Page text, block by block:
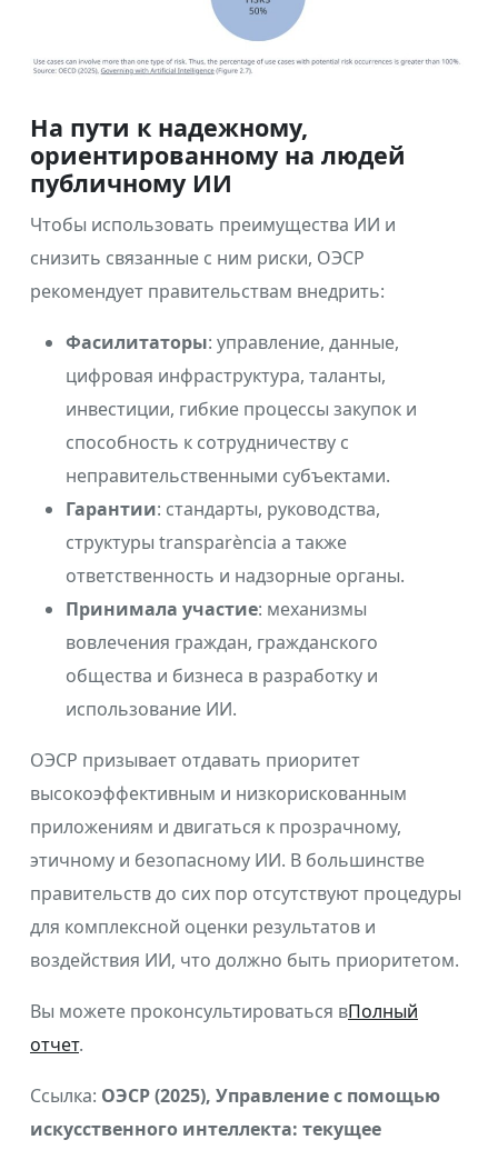
На пути к надежному,
ориентированному на людей
публичному ИИ
Чтобы использовать преимущества ИИ и
снизить связанные с ним риски, ОЭСР
рекомендует правительствам внедрить:
Фасилитаторы: управление, данные,
цифровая инфраструктура, таланты,
инвестиции, гибкие процессы закупок и
способность к сотрудничеству с
неправительственными субъектами.
Гарантии: стандарты, руководства,
структуры transparència а также
ответственность и надзорные органы.
Принимала участие: механизмы
вовлечения граждан, гражданского
общества и бизнеса в разработку и
использование ИИ.
ОЭСР призывает отдавать приоритет
высокоэффективным и низкорискованным
приложениям и двигаться к прозрачному,
этичному и безопасному ИИ. В большинстве
правительств до сих пор отсутствуют процедуры
для комплексной оценки результатов и
воздействия ИИ, что должно быть приоритетом.
Вы можете проконсультироваться вПолный
отчет.
Ссылка: ОЭСР (2025), Управление с помощью
искусственного интеллекта: текущее